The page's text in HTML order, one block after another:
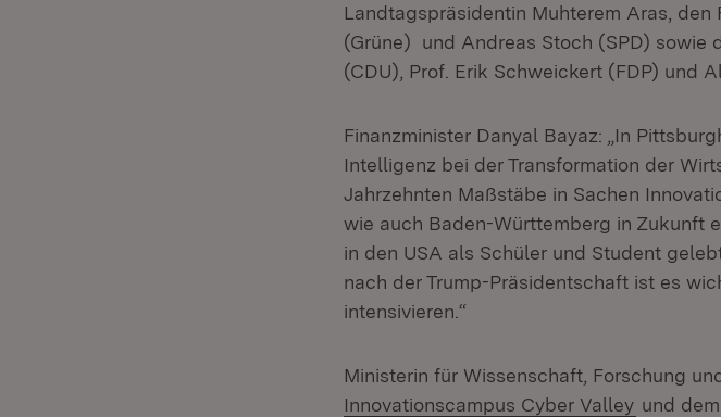
Landtagspräsidentin Muhterem Aras,
(Grüne) und Andreas Stoch (SPD) sowie
(CDU), Prof. Erik Schweickert (FDP) und
Finanzminister Danyal Bayaz: „In
Intelligenz bei der Transformation der
Jahrzehnten Maßstäbe in Sachen
wie auch Baden-Württemberg in Zukunft
in den USA als Schüler und Student
nach der Trump-Präsidentschaft ist es
intensivieren.“
Ministerin für Wissenschaft, Forschung
Innovationscampus Cyber Valley (Öffnet
und dem